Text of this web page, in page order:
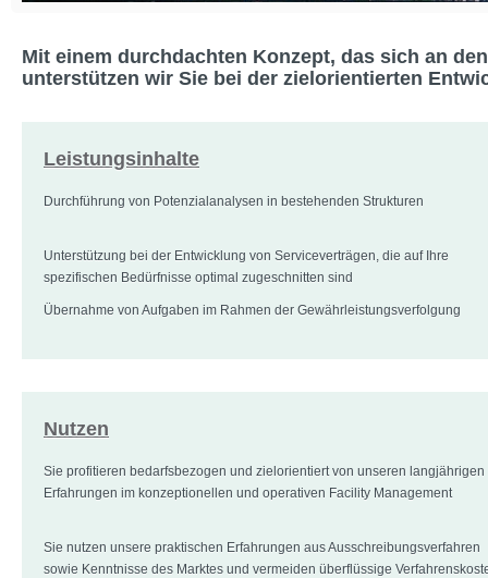
Mit einem durchdachten Konzept, das sich an
unterstützen wir Sie bei der zielorientierten
Leistungsinhalte
Durchführung von Potenzialanalysen in bestehenden Strukturen
Unterstützung bei der Entwicklung von Serviceverträgen, die auf Ihre
spezifischen Bedürfnisse optimal zugeschnitten sind
Übernahme von Aufgaben im Rahmen der Gewährleistungsverfolgung
Nutzen
Sie profitieren bedarfsbezogen und zielorientiert von unseren langjährigen
Erfahrungen im konzeptionellen und operativen Facility Management
Sie nutzen unsere praktischen Erfahrungen aus Ausschreibungsverfahren
sowie Kenntnisse des Marktes und vermeiden überflüssige